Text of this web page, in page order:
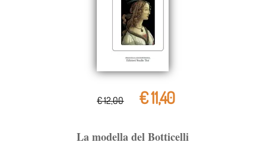
€ 12,00 € 11,40
La modella del Botticelli